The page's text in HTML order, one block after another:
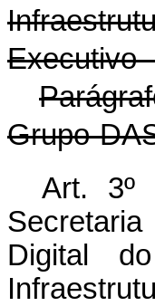
Executivo
Grupo-
Art. 3º
Digital